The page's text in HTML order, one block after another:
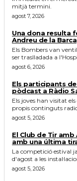
mitjà termini.
agost 7, 2026
Una dona resulta
Andreu de la Barca
Els Bombers van
ser traslladada a
agost 6, 2026
Els participants
pòdcast a Ràdio
Els joves han visitat
propis continguts
agost 5, 2026
El Club de Tir
amb una última
La competició estival
d'agost a les
agost 5, 2026